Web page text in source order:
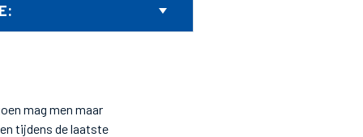
mag men maar
tijdens de laatste